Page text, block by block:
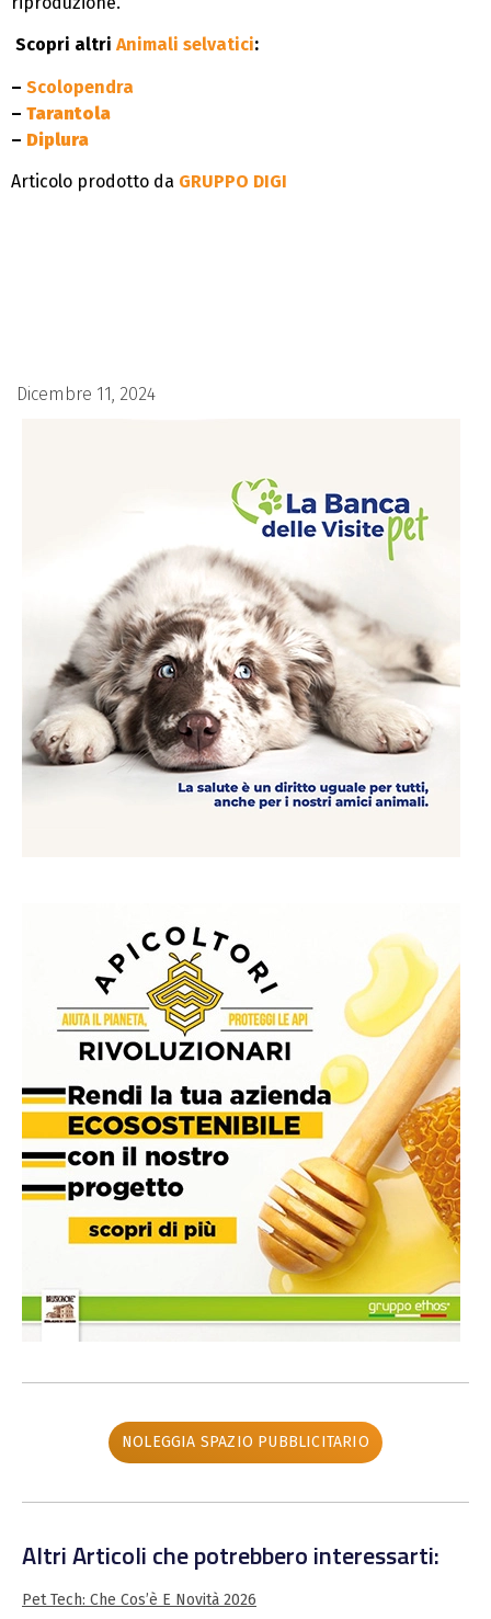
Scopri altri Animali selvatici:
– Scolopendra
– Tarantola
– Diplura
Articolo prodotto da GRUPPO DIGI
Dicembre 11, 2024
NOLEGGIA SPAZIO PUBBLICITARIO
Altri Articoli che potrebbero interessarti:
Pet Tech: Che Cos’è E Novità 2026